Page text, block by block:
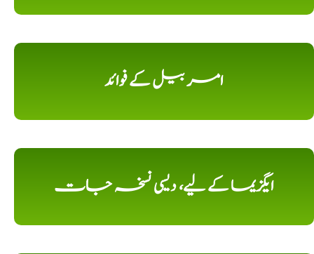
امر بیل کے فوائد
ایگزیما کے لیے، دیسی نسخہ جات